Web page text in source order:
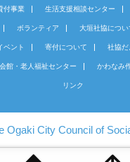
付事業 生活支援相談センター
ボランティア 大垣社協につい
ベント 寄付について 社協だ
館・老人福祉センター かわなみ
リンク
Ogaki City Council of